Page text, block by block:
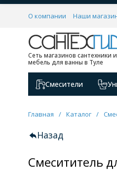
О компании Наши
Сеть магазинов сантехники и
мебель для ванны в Туле
Смесители
Главная / Каталог /
Назад
Смесититель